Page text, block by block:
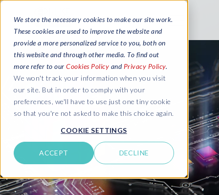
We store the necessary cookies to make our site work.
These cookies are used to improve the website and
provide a more personalized service to you, both on
this website and through other media. To find out
more refer to our Cookies Policy and Privacy Policy.
We won't track your information when you visit
our site. But in order to comply with your
preferences, we'll have to use just one tiny cookie
so that you're not asked to make this choice again.
COOKIE SETTINGS
ACCEPT DECLINE